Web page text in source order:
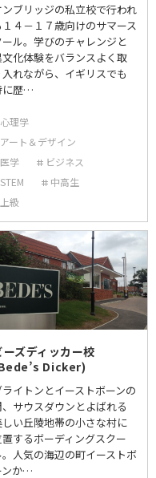
ブリッジの私立校で行われ
１４－１７歳向けのサマース
ール。学びのチャレンジと
化体験をバランスよく取
入れながら、イギリスでも
に歴…
心理学
アート＆デザイン
医学
ビジネス
STEM
中高生
上級
ーズディッカー校
Dicker)
ライトンとイーストボーンの
サウスダウンとよばれる
い丘陵地帯の小さな村に
するボーディングスクー
。人気の海辺の町イーストボ
ンか…